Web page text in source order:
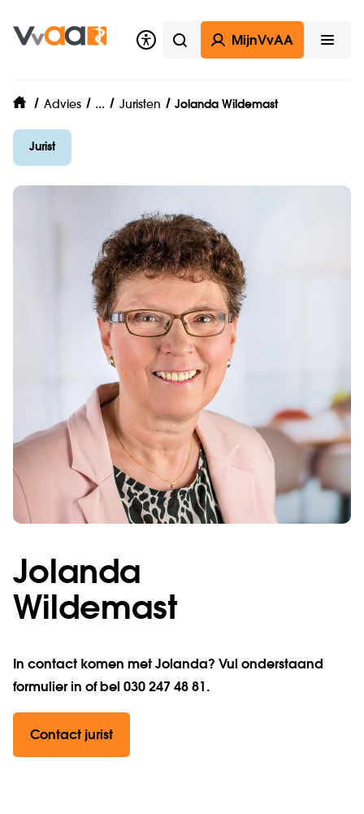
Zoeken
MijnVvAA
home
Advies ... VvAA Legal
Juristen Jolanda Wildemast
Jurist
Jolanda
Wildemast
In contact komen met Jolanda? Vul onderstaand
formulier in of bel 030 247 48 81.
Contact jurist